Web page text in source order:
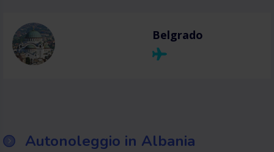
Belgrado
Autonoleggio in Albania